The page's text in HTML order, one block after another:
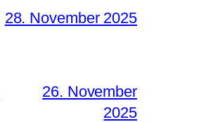
28. November 2025
26. November
2025